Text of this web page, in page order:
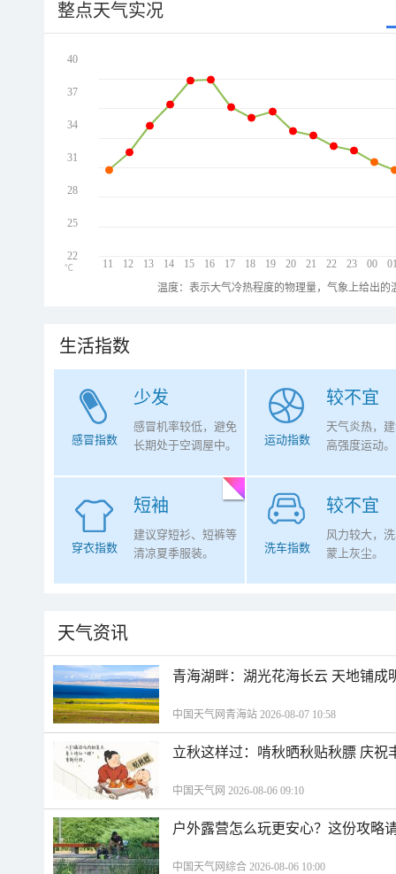
整点天气实况
11 12 13 14 15 16 17 18 19 20 21 22 23 00
40
37
34
31
28
25
22
℃
温度：表示大气冷热程度的物理量，气象上给出
生活指数
少发
感冒指数
感冒机率较低，避免
长期处于空调屋中。
较不宜
运动指数
天气炎热，
高强度运动。
短袖
穿衣指数
建议穿短衫、短裤等
清凉夏季服装。
较不宜
洗车指数
风力较大，
蒙上灰尘。
天气资讯
青海湖畔：湖光花海长云 天地铺成
中国天气网青海站 2026-08-07 10:58
立秋这样过：啃秋晒秋贴秋膘 庆祝
中国天气网 2026-08-06 09:10
户外露营怎么玩更安心？这份攻略
中国天气网综合 2026-08-06 10:00